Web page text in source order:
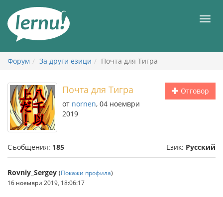
съдържанието
Форум За други езици Почта для Тигра
Отговор
Почта для Тигра
от nornen, 04 ноември
2019
Съобщения: 185 Език: Русский
Rovniy_Sergey (Покажи профила)
16 ноември 2019, 18:06:17